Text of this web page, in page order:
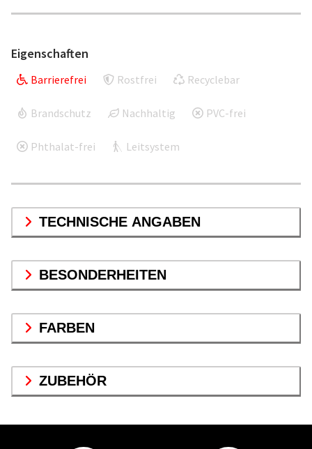
Eigenschaften
Barrierefrei Rostfrei Recyclebar
Brandschutz Nachhaltig PVC-frei
Phthalat-frei Leitsystem
TECHNISCHE ANGABEN
BESONDERHEITEN
FARBEN
ZUBEHÖR